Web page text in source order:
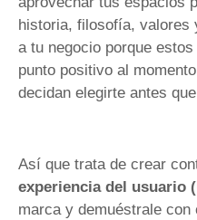
historia, filosofía, valores
a tu negocio porque
punto positivo al
decidan elegirte antes
Así que trata de crear
experiencia del usuario
marca y demuéstrale